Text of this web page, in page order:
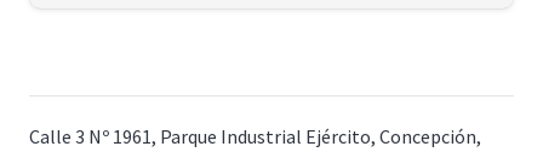
Calle 3 Nº 1961, Parque Industrial Ejército, Concepción,